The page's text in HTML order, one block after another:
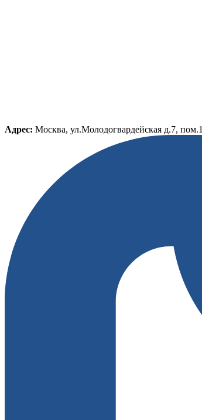
Адрес: Москва, ул.Молодогвардейская д.7, пом.1